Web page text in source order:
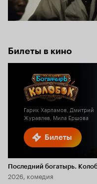
Билеты в кино
Билеты
Гарик Харламов, Дмитрий
Журавлев, Мила Ершова
Последний богатырь.
2026, комедия